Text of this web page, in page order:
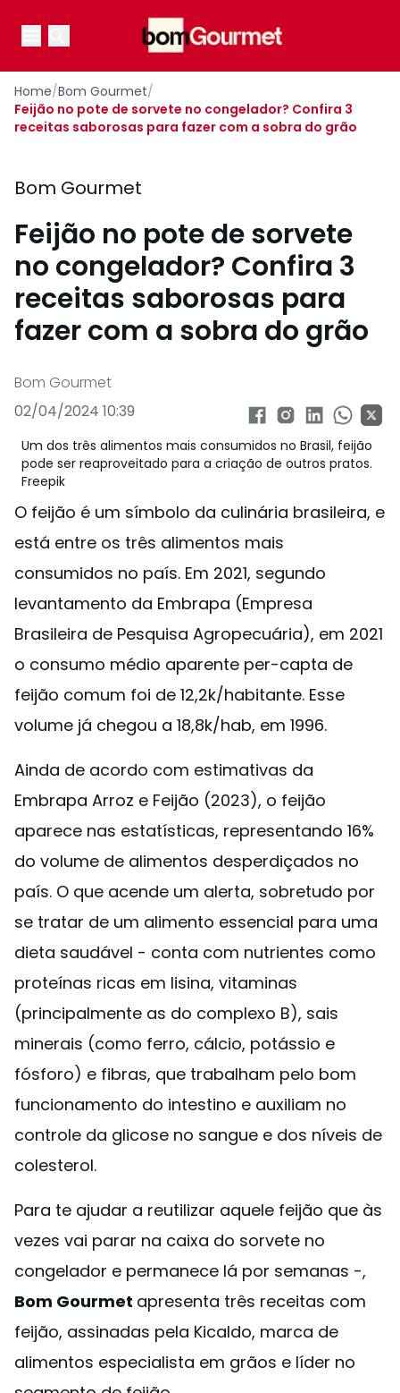
Open main menu
Open main menu
Home/Bom Gourmet/
Feijão no pote de sorvete no congelador? Confira 3
receitas saborosas para fazer com a sobra do grão
Bom Gourmet
Feijão no pote de sorvete
no congelador? Confira 3
receitas saborosas para
fazer com a sobra do grão
Bom Gourmet
02/04/2024 10:39
Um dos três alimentos mais consumidos no Brasil, feijão
pode ser reaproveitado para a criação de outros pratos.
Freepik
O feijão é um símbolo da culinária brasileira, e
está entre os três alimentos mais
consumidos no país. Em 2021, segundo
levantamento da Embrapa (Empresa
Brasileira de Pesquisa Agropecuária), em 2021
o consumo médio aparente per-capta de
feijão comum foi de 12,2k/habitante. Esse
volume já chegou a 18,8k/hab, em 1996.
Ainda de acordo com estimativas da
Embrapa Arroz e Feijão (2023), o feijão
aparece nas estatísticas, representando 16%
do volume de alimentos desperdiçados no
país. O que acende um alerta, sobretudo por
se tratar de um alimento essencial para uma
dieta saudável - conta com nutrientes como
proteínas ricas em lisina, vitaminas
(principalmente as do complexo B), sais
minerais (como ferro, cálcio, potássio e
fósforo) e fibras, que trabalham pelo bom
funcionamento do intestino e auxiliam no
controle da glicose no sangue e dos níveis de
colesterol.
Para te ajudar a reutilizar aquele feijão que às
vezes vai parar na caixa do sorvete no
congelador e permanece lá por semanas -,
Bom Gourmet apresenta três receitas com
feijão, assinadas pela Kicaldo, marca de
alimentos especialista em grãos e líder no